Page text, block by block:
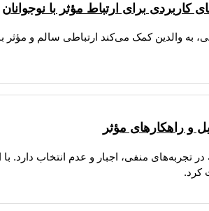
برای ارتباط مؤثر با نوجوانان
به والدین کمک می‌کند ارتباطی سالم و مؤثر
و راهکارهای مؤثر
تجربه‌های منفی، اجبار و عدم انتخاب دارد.
کرد.